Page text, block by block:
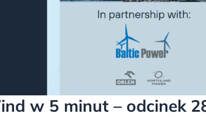
w 5 minut – odcinek